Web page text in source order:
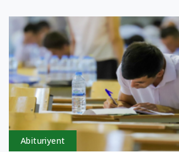
Abituriyent